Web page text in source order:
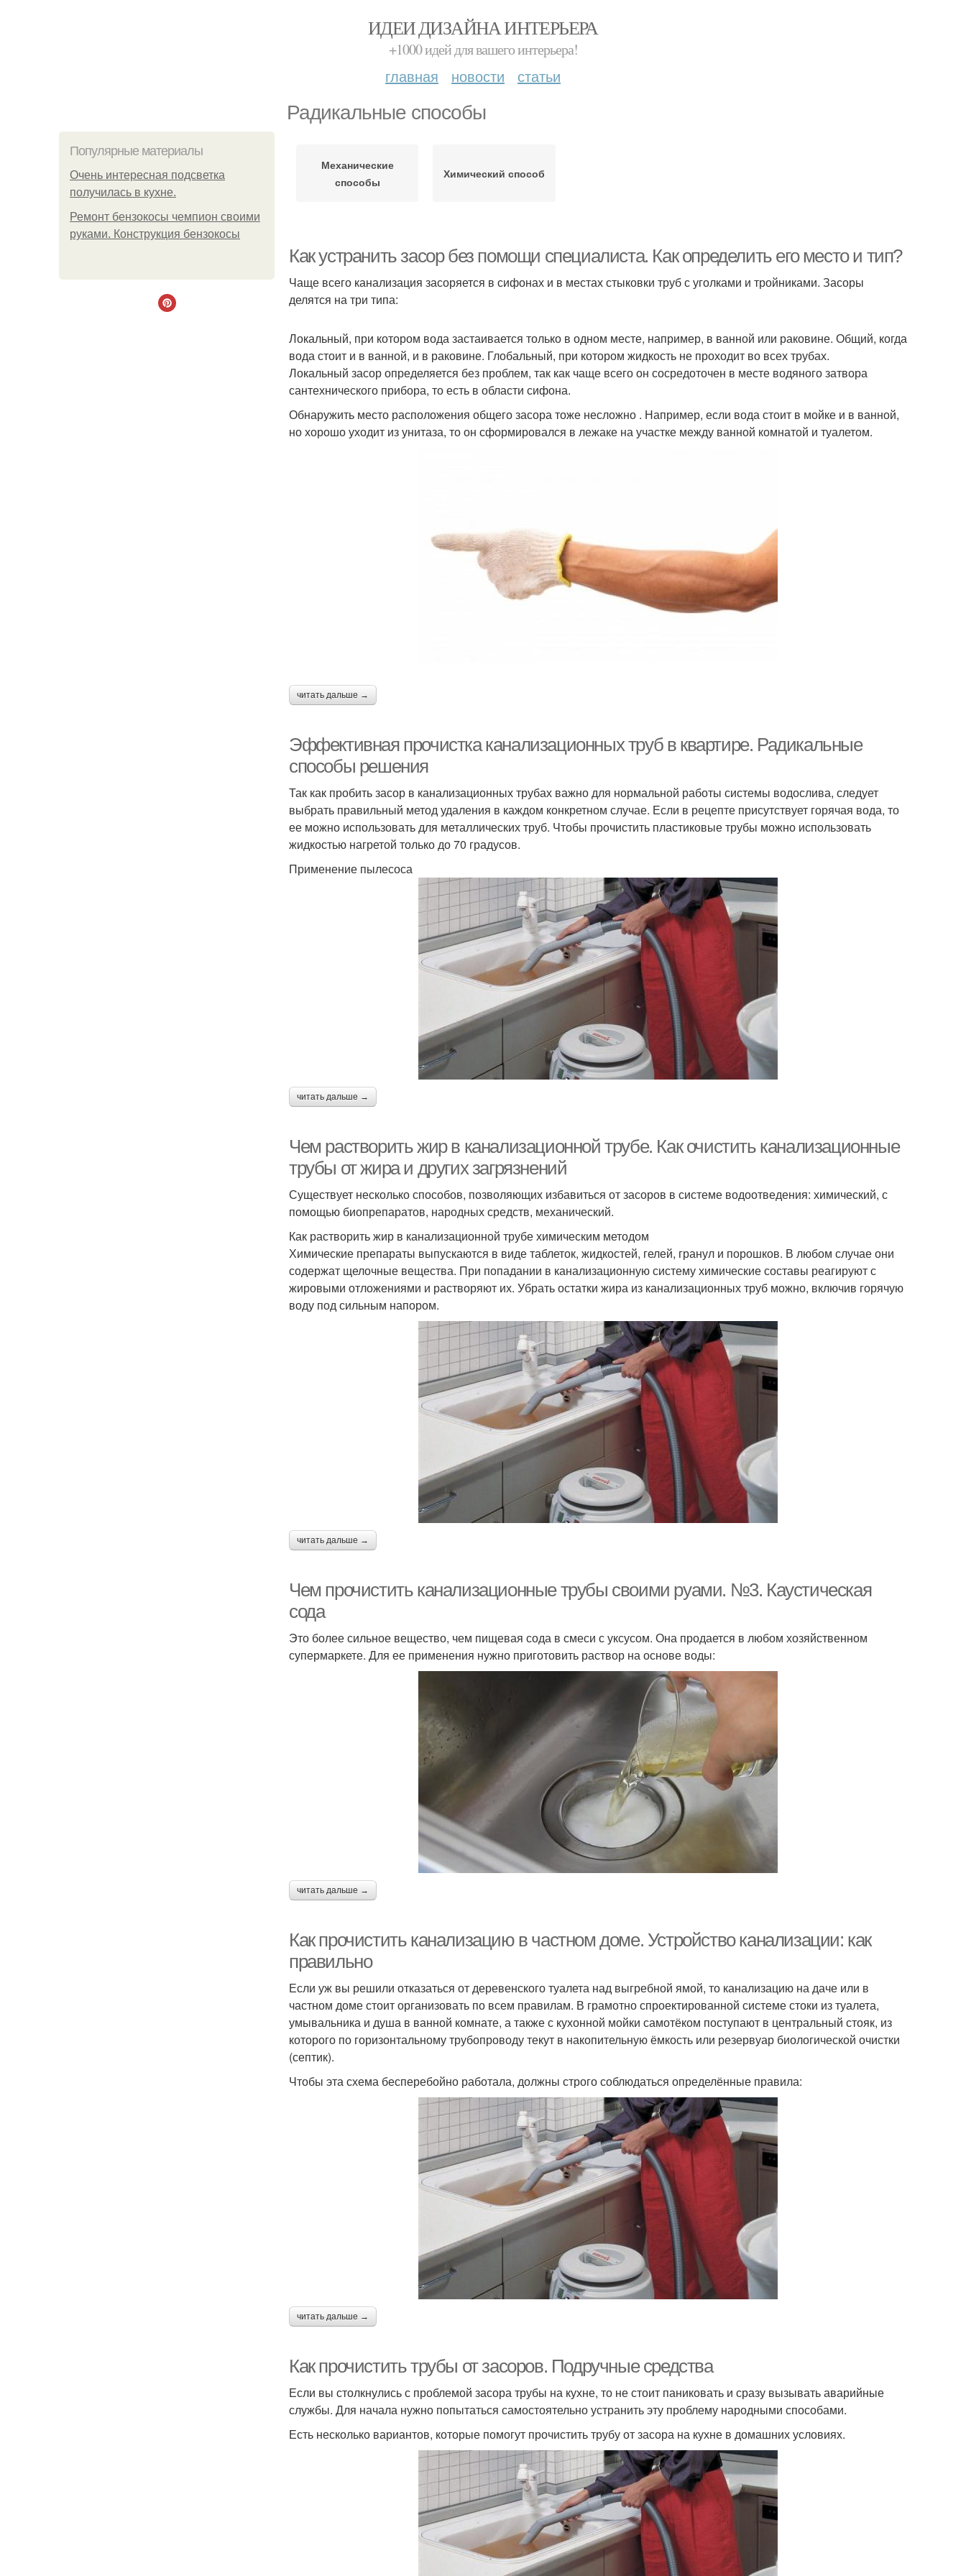
ИДЕИ ДИЗАЙНА ИНТЕРЬЕРА
+1000 идей для вашего интерьера!
главная новости статьи
Радикальные способы
Популярные материалы
Очень интересная подсветка
получилась в кухне.
Ремонт бензокосы чемпион своими
руками. Конструкция бензокосы
Механические
способы
Химический способ
Как устранить засор без помощи специалиста. Как определить его место и тип?
Чаще всего канализация засоряется в сифонах и в местах стыковки труб с уголками и тройниками. Засоры
делятся на три типа:
Локальный, при котором вода застаивается только в одном месте, например, в ванной или раковине. Общий, когда
вода стоит и в ванной, и в раковине. Глобальный, при котором жидкость не проходит во всех трубах.
Локальный засор определяется без проблем, так как чаще всего он сосредоточен в месте водяного затвора
сантехнического прибора, то есть в области сифона.
Обнаружить место расположения общего засора тоже несложно . Например, если вода стоит в мойке и в ванной,
но хорошо уходит из унитаза, то он сформировался в лежаке на участке между ванной комнатой и туалетом.
читать дальше →
Эффективная прочистка канализационных труб в квартире. Радикальные
способы решения
Так как пробить засор в канализационных трубах важно для нормальной работы системы водослива, следует
выбрать правильный метод удаления в каждом конкретном случае. Если в рецепте присутствует горячая вода, то
ее можно использовать для металлических труб. Чтобы прочистить пластиковые трубы можно использовать
жидкостью нагретой только до 70 градусов.
Применение пылесоса
читать дальше →
Чем растворить жир в канализационной трубе. Как очистить канализационные
трубы от жира и других загрязнений
Существует несколько способов, позволяющих избавиться от засоров в системе водоотведения: химический, с
помощью биопрепаратов, народных средств, механический.
Как растворить жир в канализационной трубе химическим методом
Химические препараты выпускаются в виде таблеток, жидкостей, гелей, гранул и порошков. В любом случае они
содержат щелочные вещества. При попадании в канализационную систему химические составы реагируют с
жировыми отложениями и растворяют их. Убрать остатки жира из канализационных труб можно, включив горячую
воду под сильным напором.
читать дальше →
Чем прочистить канализационные трубы своими руами. №3. Каустическая
сода
Это более сильное вещество, чем пищевая сода в смеси с уксусом. Она продается в любом хозяйственном
супермаркете. Для ее применения нужно приготовить раствор на основе воды:
читать дальше →
Как прочистить канализацию в частном доме. Устройство канализации: как
правильно
Если уж вы решили отказаться от деревенского туалета над выгребной ямой, то канализацию на даче или в
частном доме стоит организовать по всем правилам. В грамотно спроектированной системе стоки из туалета,
умывальника и душа в ванной комнате, а также с кухонной мойки самотёком поступают в центральный стояк, из
которого по горизонтальному трубопроводу текут в накопительную ёмкость или резервуар биологической очистки
(септик).
Чтобы эта схема бесперебойно работала, должны строго соблюдаться определённые правила:
читать дальше →
Как прочистить трубы от засоров. Подручные средства
Если вы столкнулись с проблемой засора трубы на кухне, то не стоит паниковать и сразу вызывать аварийные
службы. Для начала нужно попытаться самостоятельно устранить эту проблему народными способами.
Есть несколько вариантов, которые помогут прочистить трубу от засора на кухне в домашних условиях.